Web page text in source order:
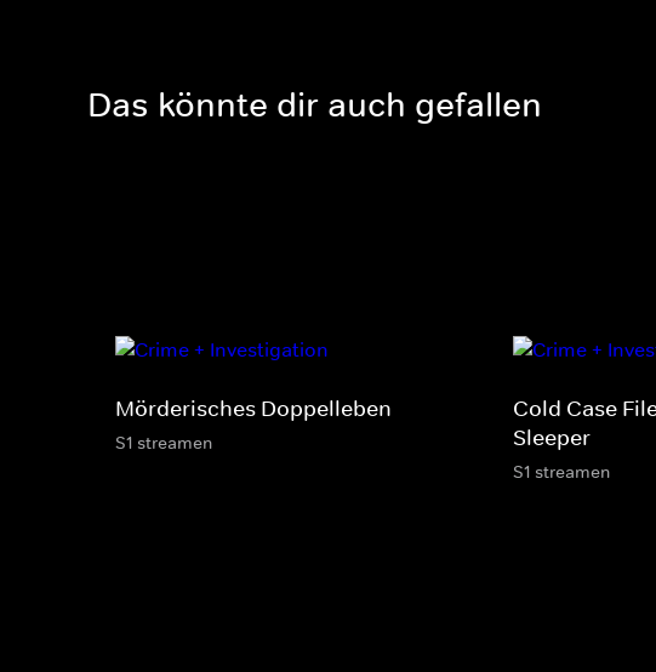
Das könnte dir auch gefallen
Mörderisches Doppelleben
S1 streamen
Cold Case
Sleeper
S1 streamen